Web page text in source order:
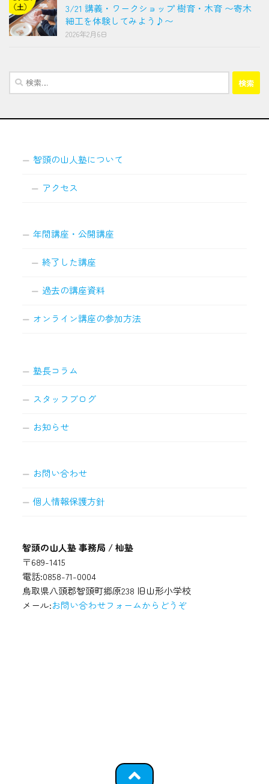
3/21 講義・ワークショップ 樹育・木育 〜寄木
細工を体験してみよう♪〜
2026年2月6日
検
索:
智頭の山人塾について
アクセス
年間講座・公開講座
終了した講座
過去の講座資料
オンライン講座の参加方法
塾長コラム
スタッフブログ
お知らせ
お問い合わせ
個人情報保護方針
智頭の山人塾 事務局 / 杣塾
〒689-1415
電話:0858-71-0004
鳥取県八頭郡智頭町郷原238 旧山形小学校
メール:お問い合わせフォームからどうぞ